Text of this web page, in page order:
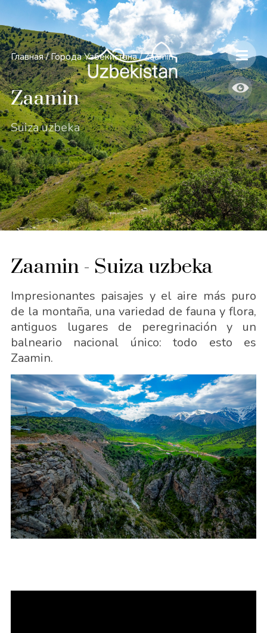
Главная / Города Узбекистана / Zaamin
Zaamin
Suiza uzbeka
Zaamin - Suiza uzbeka
Impresionantes paisajes y el aire más puro
de la montaña, una variedad de fauna y flora,
antiguos lugares de peregrinación y un
balneario nacional único: todo esto es
Zaamin.